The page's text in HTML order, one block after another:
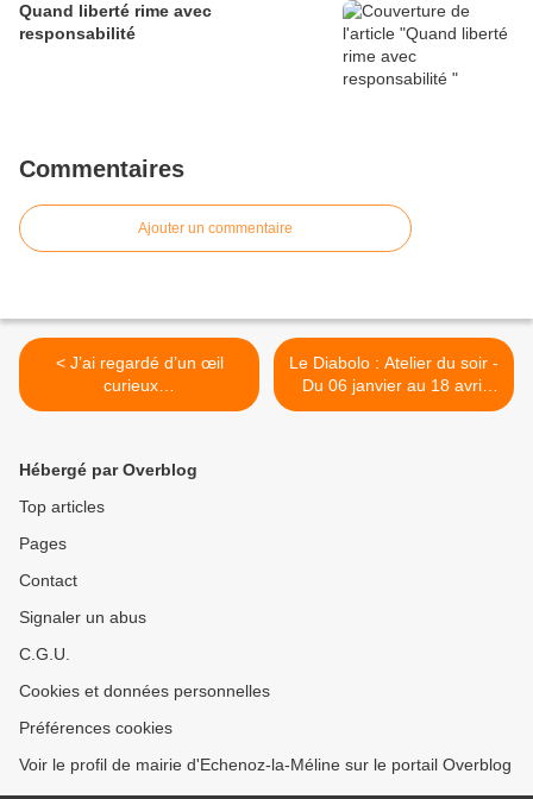
Quand liberté rime avec
responsabilité
Commentaires
Ajouter un commentaire
< J’ai regardé d’un œil
curieux…
Le Diabolo : Atelier du soir -
Du 06 janvier au 18 avril
2025 >
Hébergé par Overblog
Top articles
Pages
Contact
Signaler un abus
C.G.U.
Cookies et données personnelles
Préférences cookies
Voir le profil de mairie d'Echenoz-la-Méline sur le portail Overblog